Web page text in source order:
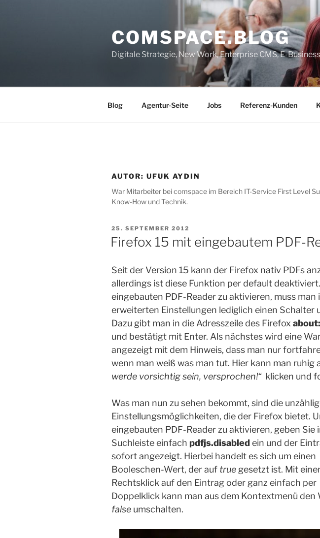
COMSPACE.BLOG
Digitale Strategie, New Work, Enterprise CMS, E-
Blog Agentur-Seite Jobs Referenz-Kunden
AUTOR: UFUK AYDIN
War Mitarbeiter bei comspace im Bereich IT-Service First Level
Know-How und Technik.
VERÖFFENTLICHT
AM
25. SEPTEMBER 2012
Firefox 15 mit eingebautem PDF-
Seit der Version 15 kann der Firefox nativ PDFs
allerdings ist diese Funktion per default
eingebauten PDF-Reader zu aktivieren, muss man
erweiterten Einstellungen lediglich einen Schalter
Dazu gibt man in die Adresszeile des Firefox
und bestätigt mit Enter. Als nächstes wird eine
angezeigt mit dem Hinweis, dass man nur
wenn man weiß was man tut. Hier kann man ruhig
werde vorsichtig sein, versprochen!“klicken und
Was man nun zu sehen bekommt, sind die
Einstellungsmöglichkeiten, die der Firefox bietet.
eingebauten PDF-Reader zu aktivieren, geben Sie
Suchleiste einfach pdfjs.disabledein und der
sofort angezeigt. Hierbei handelt es sich um einen
Booleschen-Wert, der auf true gesetzt ist. Mit
Rechtsklick auf den Eintrag oder ganz einfach per
Doppelklick kann man aus dem Kontextmenü den
false umschalten.